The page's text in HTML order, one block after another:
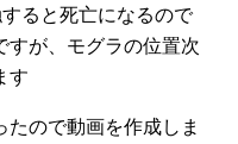
ると死亡になるので
すが、モグラの位置次
す
ので動画を作成しま